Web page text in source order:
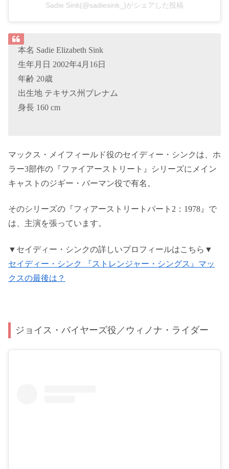
Sadie Sink(@sadiesink_)がシェアした投稿
本名 Sadie Elizabeth Sink
生年月日 2002年4月16日
年齢 20歳
出生地 テキサス州ブレナム
身長 160 cm
マックス・メイフィールド役のセイディー・シンクは、ホ
ラー3部作の『ファイアーストリート』シリーズにメイン
キャストのジギー・バーマン役で有名。
そのシリーズの『フィアーストリートパート2：1978』で
は、主演を張っています。
▼セイディー・シンクの詳しいプロフィールはこちら▼
セイディー・シンク 『ストレンジャー・シングス』マッ
クスの最後は？
ジョイス・バイヤーズ役／ウィノナ・ライダー